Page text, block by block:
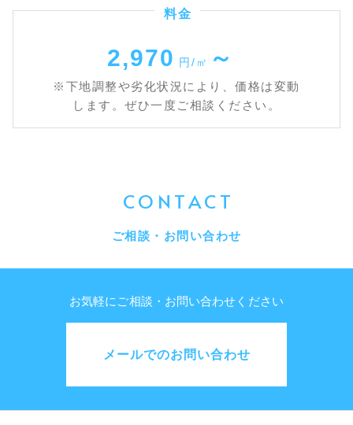
料金
2,970 円/㎡ ～
※下地調整や劣化状況により、価格は変動
します。 ぜひ一度ご相談ください。
CONTACT
ご相談・お問い合わせ
お気軽にご相談・お問い合わせください
メールでのお問い合わせ